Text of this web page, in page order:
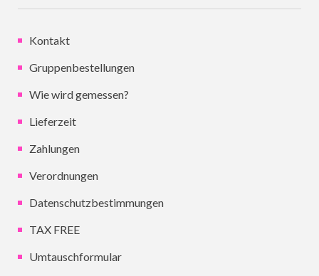
Kontakt
Gruppenbestellungen
Wie wird gemessen?
Lieferzeit
Zahlungen
Verordnungen
Datenschutzbestimmungen
TAX FREE
Umtauschformular